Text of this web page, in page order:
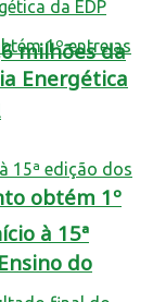
obtém 1º
do
milhões da
Energética
à 15ª